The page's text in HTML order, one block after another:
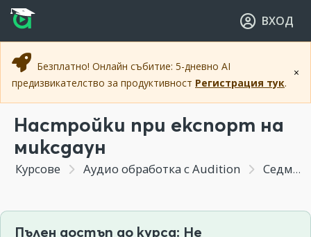
Прескочи към основното съдържание
Прескочи към навигацията
ВХОД
×
Безплатно! Онлайн събитие: 5-дневно AI
предизвикателство за продуктивност Регистрация тук.
Настройки при експорт на
миксдаун
Курсове Аудио обработка с Audition Седмица 7 - Настройки, команди и ефекти- Част 1
Пълен достъп до курса: Не